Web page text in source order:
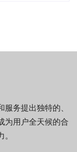
务提出独特的、
为用户全天候的合